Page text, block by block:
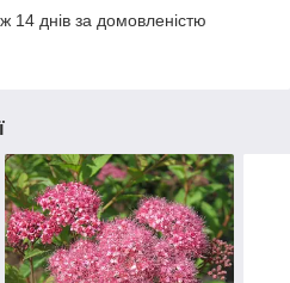
14 днів за домовленістю